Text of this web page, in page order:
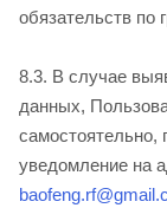
обязательств по
8.3. В случае
данных,
самостоятельно,
уведомление на